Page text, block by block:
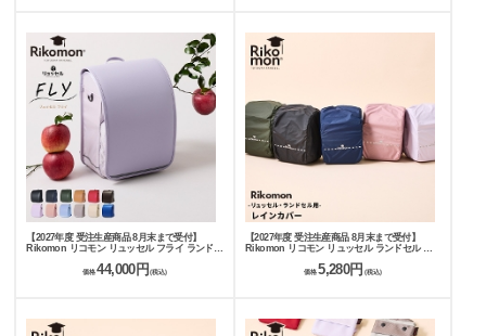
【2027年度 受注生産商品 8月末まで受付】
Rikomon リコモン リュッセル フライ ランドセ
価格 44,000円 (税込)
【2027年度 受注生産商品 8月末まで受付】
Rikomon リコモン リュッセル ランドセル レ
価格5,280円 (税込)